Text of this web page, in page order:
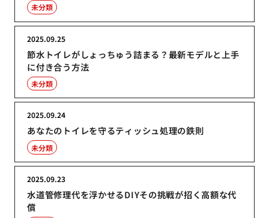
未分類
節水トイレがしょっちゅう詰まる？最新モデルと上手
に付き合う方法
2025.09.25
未分類
あなたのトイレを守るティッシュ処理の鉄則
2025.09.24
未分類
水道管修理代を浮かせるDIYその挑戦が招く高額な代
償
2025.09.23